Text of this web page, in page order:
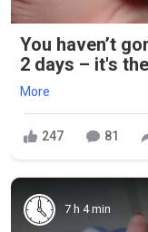
You haven’t
2 days – it's
More
247 81
7 h 4 min